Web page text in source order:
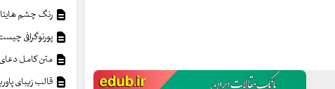
رنگ چشم
پورنوگرافی
متن کامل
قالب زیبای